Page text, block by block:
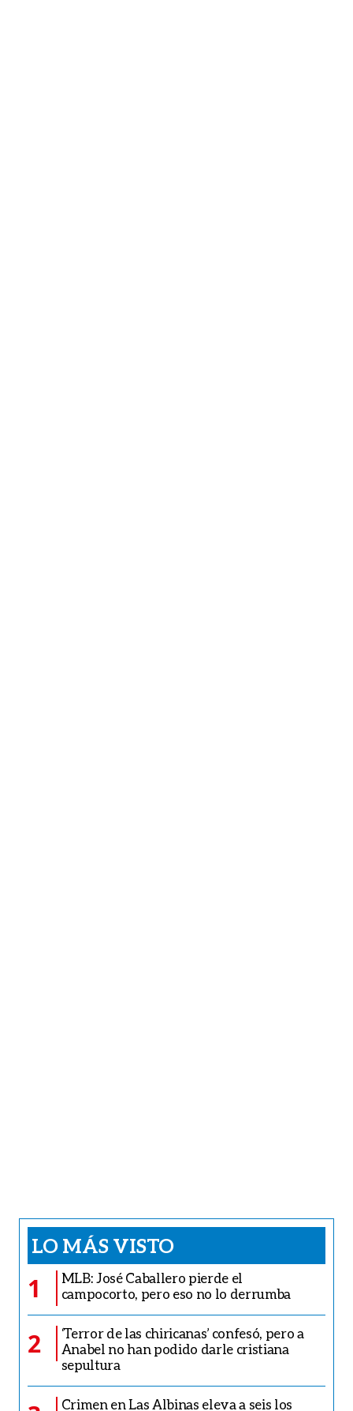
LO MÁS VISTO
1
MLB: José Caballero pierde el
campocorto, pero eso no lo derrumba
2
‘Terror de las chiricanas’ confesó, pero a
Anabel no han podido darle cristiana
sepultura
Crimen en Las Albinas eleva a seis los